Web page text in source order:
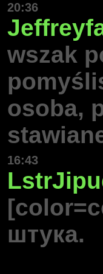
20:36
wszak
osoba,
16:43
штука.